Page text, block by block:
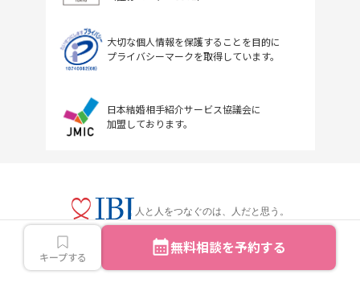
キープする 無料相談を予約する
大切な個人情報を保護することを目的に
プライバシーマークを取得しています。
日本結婚相手紹介サービス協議会に
加盟しております。
人と人をつなぐのは、人だと思う。